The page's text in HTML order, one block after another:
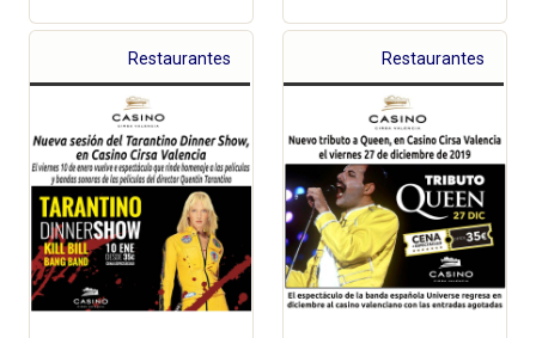
Restaurantes Restaurantes